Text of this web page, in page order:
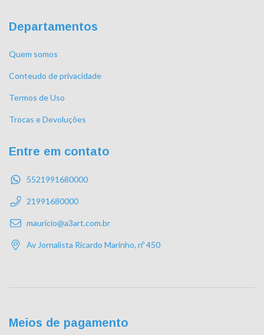
Departamentos
Quem somos
Conteudo de privacidade
Termos de Uso
Trocas e Devoluções
Entre em contato
5521991680000
21991680000
mauricio@a3art.com.br
Av Jornalista Ricardo Marinho, nº 450
Meios de pagamento